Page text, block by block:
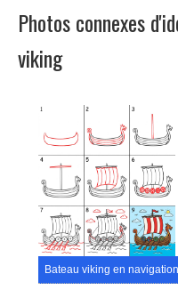
Photos connexes
viking
Bateau viking en navigation